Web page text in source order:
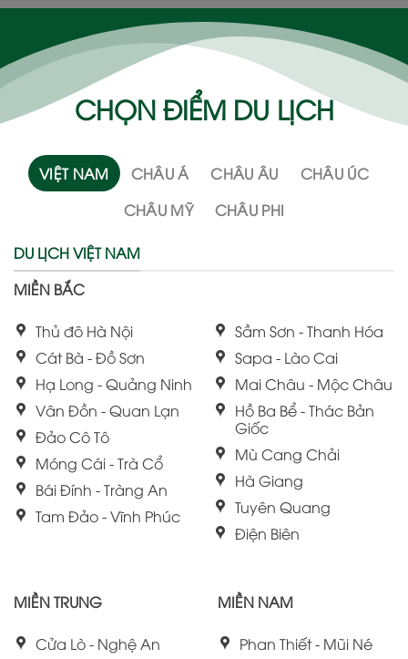
CHỌN ĐIỂM DU LỊCH
VIỆT NAM CHÂU Á CHÂU ÂU
CHÂU ÚC
CHÂU MỸ
CHÂU PHI
DU LỊCH VIỆT NAM
MIỀN BẮC
Thủ đô Hà Nội
Cát Bà - Đồ Sơn
Hạ Long - Quảng Ninh
Vân Đồn - Quan Lạn
Đảo Cô Tô
Móng Cái - Trà Cổ
Bái Đính - Tràng An
Tam Đảo - Vĩnh Phúc
Sầm Sơn - Thanh Hóa
Sapa - Lào Cai
Mai Châu - Mộc Châu
Hồ Ba Bể - Thác Bản
Giốc
Mù Cang Chải
Hà Giang
Tuyên Quang
Điện Biên
MIỀN TRUNG
Cửa Lò - Nghệ An
MIỀN NAM
Phan Thiết - Mũi Né